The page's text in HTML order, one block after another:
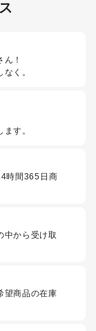
！
く。
す。
時間365日商
中から受け取
望商品の在庫